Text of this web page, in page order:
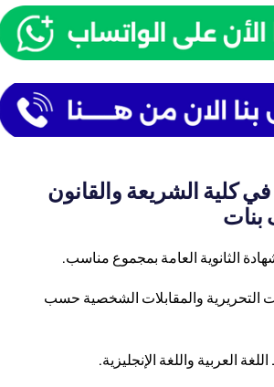
كلية الشريعة والقانون
بنات
الثانوية العامة بمجموع مناسب.
التحريرية والمقابلات الشخصية حسب
العربية واللغة الإنجليزية.